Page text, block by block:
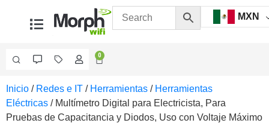
MXN
0
Videovigilancia
Accesorios
Generales
Inicio / Redes e IT / Herramientas / Herramientas
Eléctricas / Multímetro Digital para Electricista, Para
Pruebas de Capacitancia y Diodos, Uso con Voltaje Máximo